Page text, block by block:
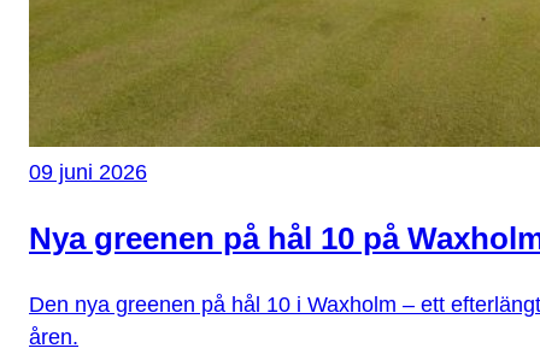
09 juni 2026
Nya greenen på hål 10 på
Den nya greenen på hål 10 i Waxholm – ett
åren.